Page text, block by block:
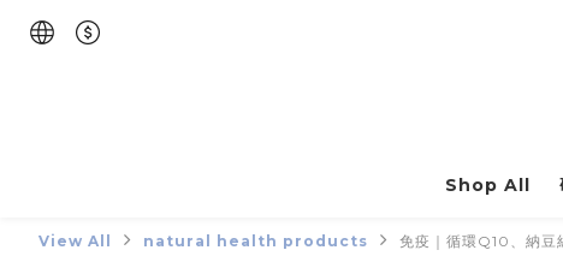
Shop All
View All natural health products 免疫｜循環Q10、納豆